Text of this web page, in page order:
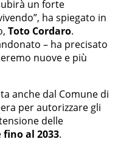
un forte
ha spiegato in
Toto Cordaro.
– ha precisato
nuove e più
anche dal Comune di
per autorizzare gli
delle
fino al 2033.